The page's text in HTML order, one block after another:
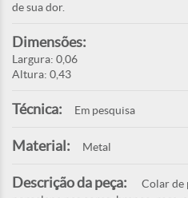
de sua dor.
Dimensões:
Largura: 0,06
Altura: 0,43
Técnica: Em pesquisa
Material: Metal
Descrição da peça:
Colar de